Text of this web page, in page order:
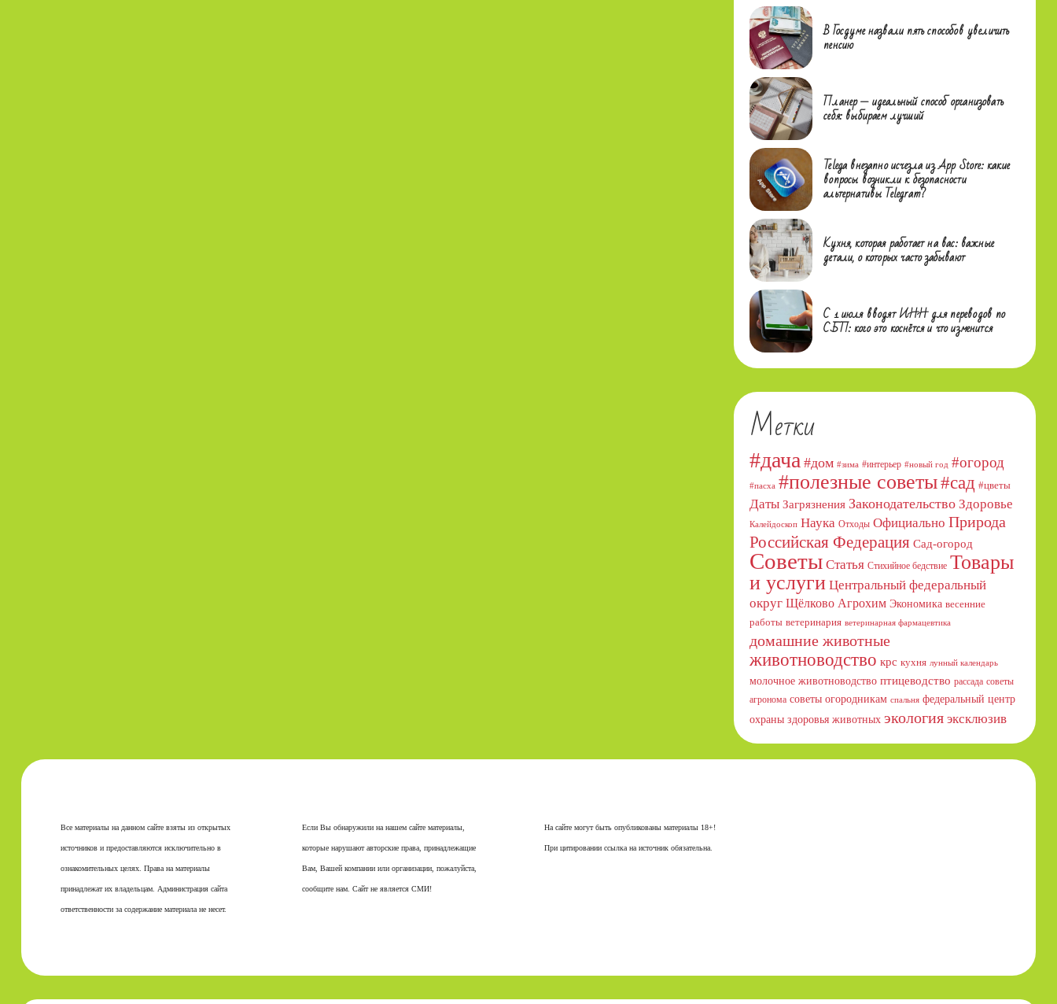
В Госдуме назвали пять способов увеличить
пенсию
Планер — идеальный способ организовать
себя: выбираем лучший
Telega внезапно исчезла из App Store: какие
вопросы возникли к безопасности
альтернативы Telegram?
Кухня, которая работает на вас: важные
детали, о которых часто забывают
С 1 июля вводят ИНН для переводов по
СБП: кого это коснётся и что изменится
Метки
#дача #дом #зима #интерьер #новый год #огород
#пасха #полезные советы#сад #цветы
Даты Загрязнения Законодательство Здоровье
Калейдоскоп Наука Отходы Официально Природа
Российская Федерация Сад-огород
Советы Статья Стихийное бедствие Товары
и услуги Центральный федеральный
округ Щёлково Агрохим Экономика весенние
работы ветеринария ветеринарная фармацевтика
домашние животные
животноводство крс кухня лунный календарь
молочное животноводство птицеводство рассада советы
агронома советы огородникам спальня федеральный центр
охраны здоровья животных экология эксклюзив
Все материалы на данном сайте взяты из открытых
источников и предоставляются исключительно в
ознакомительных целях. Права на материалы
принадлежат их владельцам. Администрация сайта
ответственности за содержание материала не несет.
Если Вы обнаружили на нашем сайте материалы,
которые нарушают авторские права, принадлежащие
Вам, Вашей компании или организации, пожалуйста,
сообщите нам. Сайт не является СМИ!
На сайте могут быть опубликованы материалы 18+!
При цитировании ссылка на источник обязательна.